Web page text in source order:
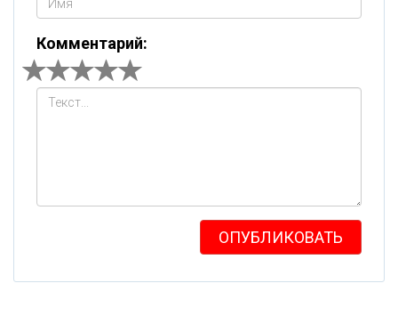
Комментарий:
ОПУБЛИКОВАТЬ